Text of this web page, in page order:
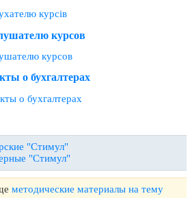
курсів
курсов
курсов
о бухгалтерах
о бухгалтерах
"Стимул"
"Стимул"
методические материалы на тему